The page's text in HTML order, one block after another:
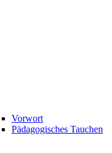
Vorwort
Pädagogisches Tauchen